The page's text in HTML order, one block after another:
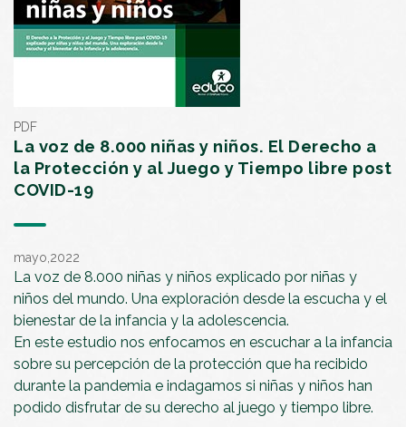
PDF
La voz de 8.000 niñas y niños. El Derecho a
la Protección y al Juego y Tiempo libre post
COVID-19
mayo,2022
La voz de 8.000 niñas y niños explicado por niñas y
niños del mundo. Una exploración desde la escucha y el
bienestar de la infancia y la adolescencia.
En este estudio nos enfocamos en escuchar a la infancia
sobre su percepción de la protección que ha recibido
durante la pandemia e indagamos si niñas y niños han
podido disfrutar de su derecho al juego y tiempo libre.